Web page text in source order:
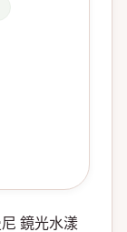
尼 鏡光水漾